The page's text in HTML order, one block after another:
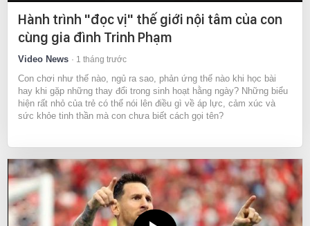
Hành trình "đọc vị" thế giới nội tâm của con
cùng gia đình Trinh Phạm
Video News 1 tháng trước
Con chơi như thế nào, ngủ ra sao, phản ứng thế nào khi học bài
hay khi gặp những thay đổi trong sinh hoạt hằng ngày? Những biểu
hiện rất nhỏ của trẻ có thể nói lên điều gì về áp lực, cảm xúc và
sức khỏe tinh thần mà con chưa biết cách gọi tên?